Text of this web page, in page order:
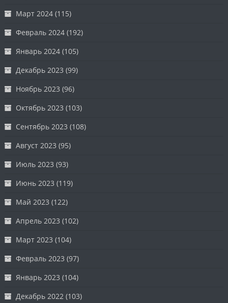
Март 2024 (115)
Февраль 2024 (192)
Январь 2024 (105)
Декабрь 2023 (99)
Ноябрь 2023 (96)
Октябрь 2023 (103)
Сентябрь 2023 (108)
Август 2023 (95)
Июль 2023 (93)
Июнь 2023 (119)
Май 2023 (122)
Апрель 2023 (102)
Март 2023 (104)
Февраль 2023 (97)
Январь 2023 (104)
Декабрь 2022 (103)